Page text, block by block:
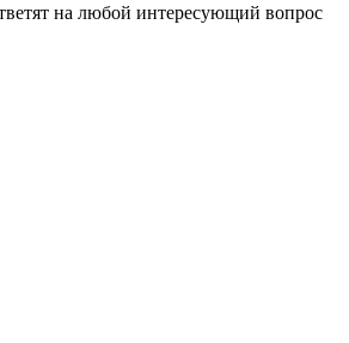
на любой интересующий вопрос